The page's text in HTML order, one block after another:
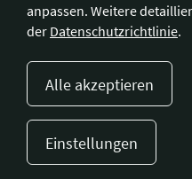
anpassen. Weitere
der Datenschutzrichtlinie.
Alle akzeptieren
Einstellungen
Telefon:
Fax:
+49 228 92 39 29-9
E-Mail:bonn@hotellerie.de
Wegbeschreibung
Presse Kontakt
Cookie-Einstellungen